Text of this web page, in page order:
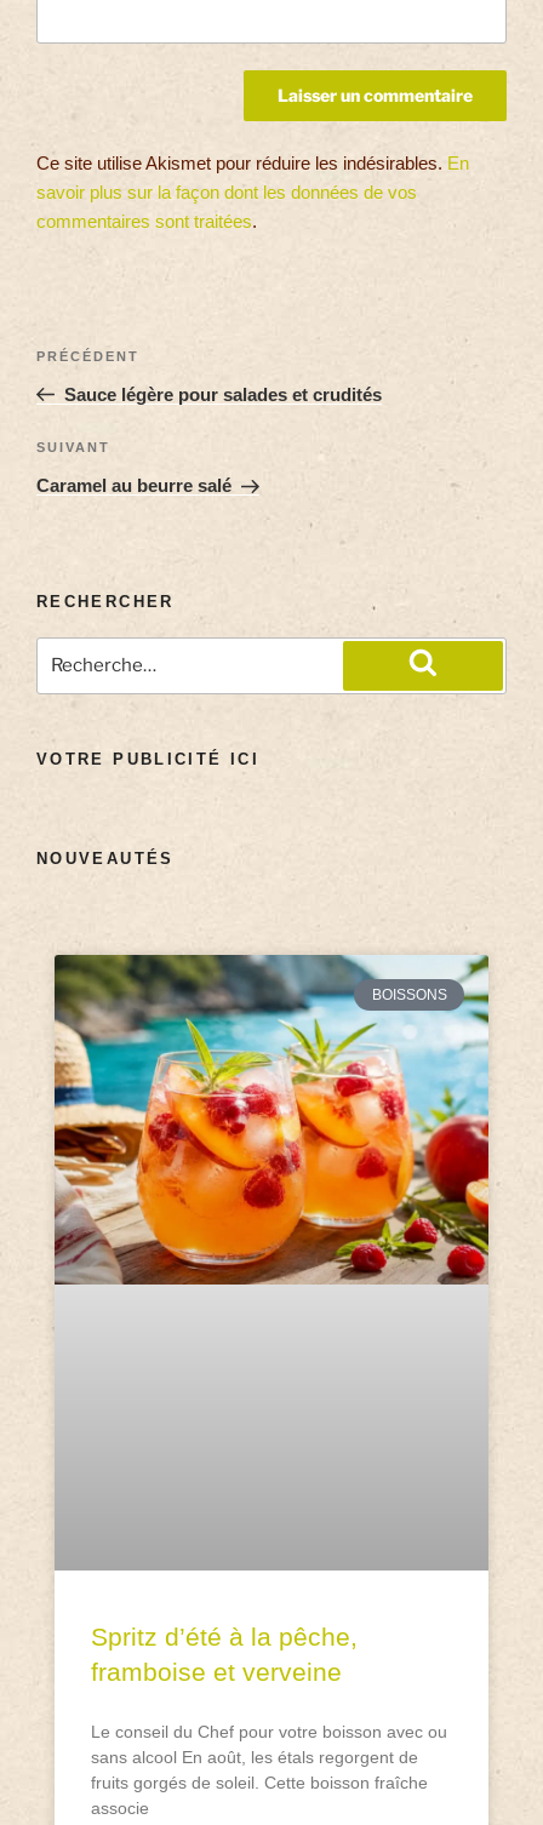
Ce site utilise Akismet pour réduire les indésirables. En
savoir plus sur la façon dont les données de vos
commentaires sont traitées.
PRÉCÉDENT
Sauce légère pour salades et crudités
SUIVANT
Caramel au beurre salé
RECHERCHER
VOTRE PUBLICITÉ ICI
NOUVEAUTÉS
BOISSONS
Spritz d’été à la pêche,
framboise et verveine
Le conseil du Chef pour votre boisson avec ou
sans alcool En août, les étals regorgent de
fruits gorgés de soleil. Cette boisson fraîche
associe